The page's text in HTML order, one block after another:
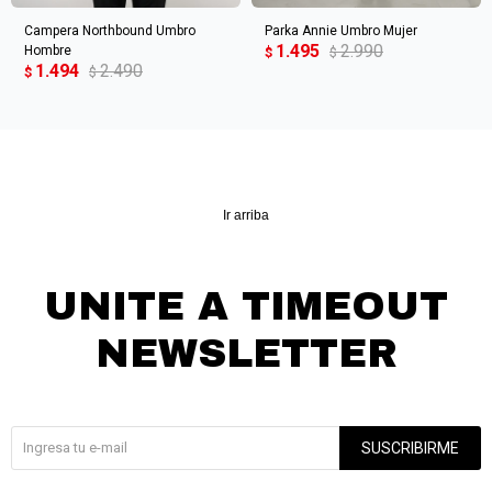
Campera Northbound Umbro
Hombre
$ 1.494 $ 2.490
Parka Annie Umbro Mujer
$ 1.495 $ 2.990
Ir arriba
UNITE A TIMEOUT
NEWSLETTER
SUSCRIBIRME